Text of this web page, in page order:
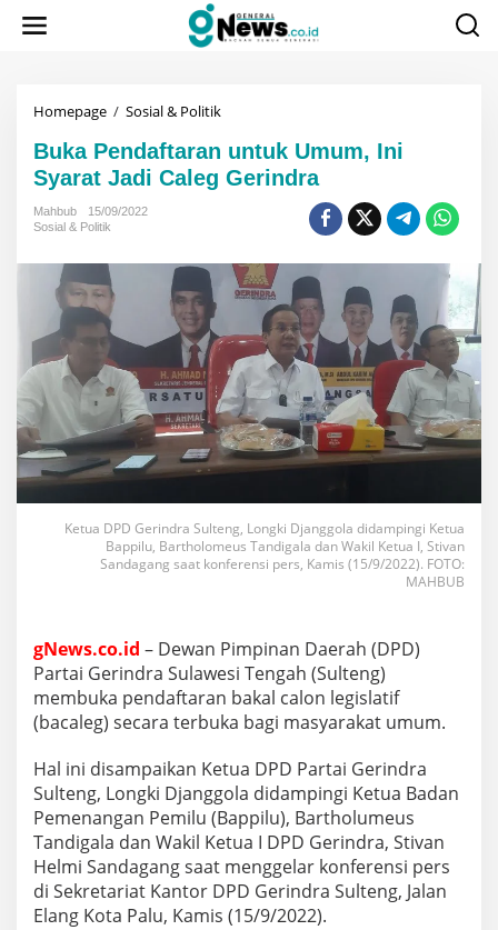
Homepage / Sosial & PolitikBuka
untuk
Umum,
Ini
Gerindra
Buka Pendaftaran untuk Umum, Ini
Syarat Jadi Caleg Gerindra
Mahbub
15/09/2022
Sosial & Politik
Ketua DPD Gerindra Sulteng, Longki Djanggola didampingi Ketua
Bappilu, Bartholomeus Tandigala dan Wakil Ketua I, Stivan
Sandagang saat konferensi pers, Kamis (15/9/2022). FOTO:
MAHBUB
gNews.co.id – Dewan Pimpinan Daerah (DPD)
Partai Gerindra Sulawesi Tengah (Sulteng)
membuka pendaftaran bakal calon legislatif
(bacaleg) secara terbuka bagi masyarakat umum.
Hal ini disampaikan Ketua DPD Partai Gerindra
Sulteng, Longki Djanggola didampingi Ketua Badan
Pemenangan Pemilu (Bappilu), Bartholumeus
Tandigala dan Wakil Ketua I DPD Gerindra, Stivan
Helmi Sandagang saat menggelar konferensi pers
di Sekretariat Kantor DPD Gerindra Sulteng, Jalan
Elang Kota Palu, Kamis (15/9/2022).